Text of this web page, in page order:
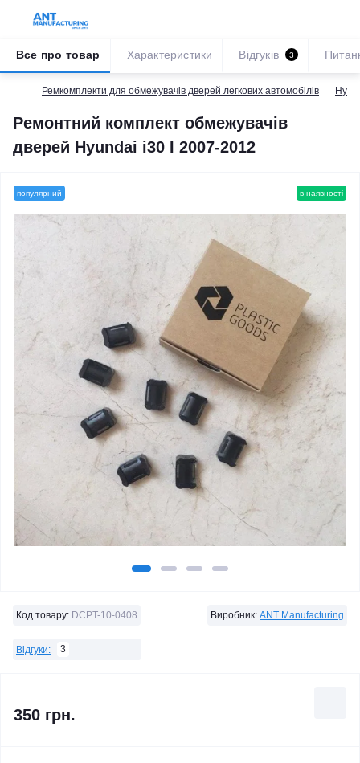
Ремкомплекти для обмежувачів дверей легкових автомобілів
Ремонтний комплект обмежувачів
дверей Hyundai i30 I 2007-2012
Все про товар Характеристики Відгуків 3
популярний в наявності
Код товару: DCPT-10-0408 Виробник: ANT Manufacturing
Відгуки: 3
350 грн.